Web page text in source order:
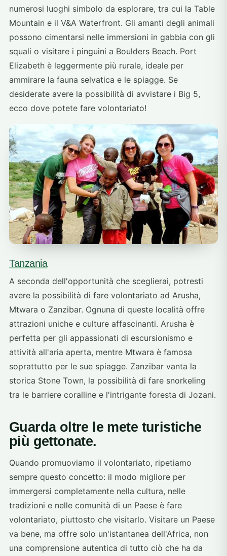
numerosi luoghi simbolo da esplorare, tra cui la Table
Mountain e il V&A Waterfront. Gli amanti degli animali
possono cimentarsi nelle immersioni in gabbia con gli
squali o visitare i pinguini a Boulders Beach. Port
Elizabeth è leggermente più rurale, ideale per
ammirare la fauna selvatica e le spiagge. Se
desiderate avere la possibilità di avvistare i Big 5,
ecco dove potete fare volontariato!
Tanzania
A seconda dell'opportunità che sceglierai, potresti
avere la possibilità di fare volontariato ad Arusha,
Mtwara o Zanzibar. Ognuna di queste località offre
attrazioni uniche e culture affascinanti. Arusha è
perfetta per gli appassionati di escursionismo e
attività all'aria aperta, mentre Mtwara è famosa
soprattutto per le sue spiagge. Zanzibar vanta la
storica Stone Town, la possibilità di fare snorkeling
tra le barriere coralline e l'intrigante foresta di Jozani.
Guarda oltre le mete turistiche
più gettonate.
Quando promuoviamo il volontariato, ripetiamo
sempre questo concetto: il modo migliore per
immergersi completamente nella cultura, nelle
tradizioni e nelle comunità di un Paese è fare
volontariato, piuttosto che visitarlo. Visitare un Paese
va bene, ma offre solo un'istantanea dell'Africa, non
una comprensione autentica di tutto ciò che ha da